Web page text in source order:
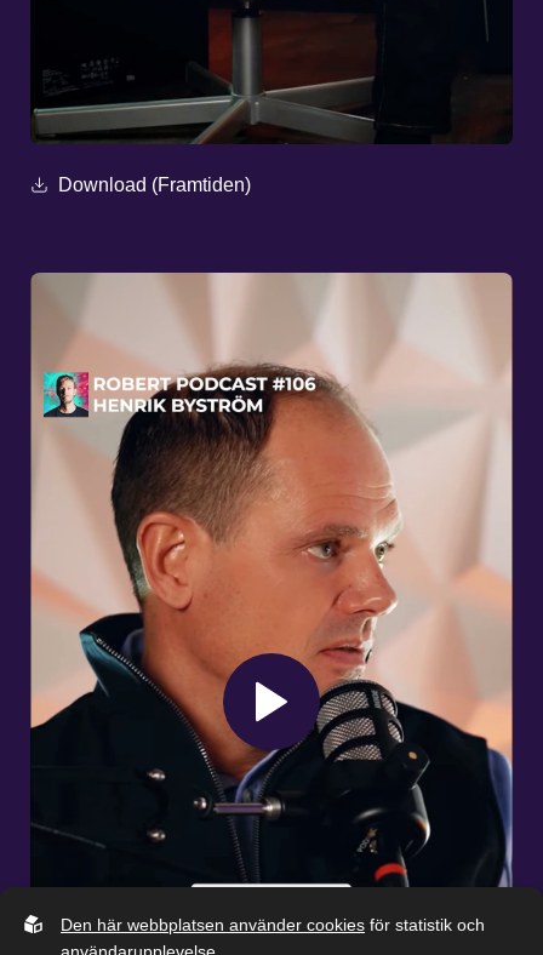
Download (Framtiden)
Den här webbplatsen använder cookies för statistik och